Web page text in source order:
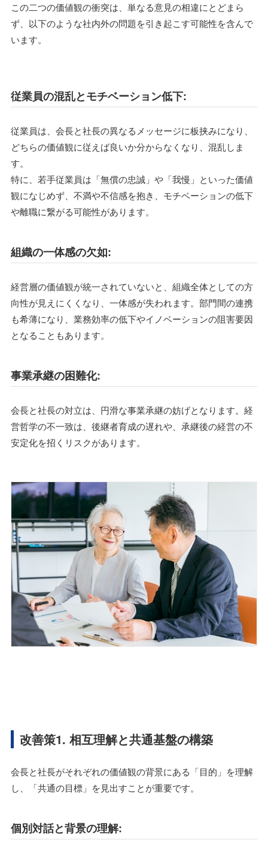
この二つの価値観の衝突は、単なる意見の相違にとどまら
ず、以下のような社内外の問題を引き起こす可能性を含んで
います。
従業員の混乱とモチベーション低下:
従業員は、会長と社長の異なるメッセージに板挟みになり、
どちらの価値観に従えば良いか分からなくなり、混乱しま
す。
特に、若手従業員は「無償の忠誠」や「我慢」といった価値
観になじめず、不満や不信感を抱き、モチベーションの低下
や離職に繋がる可能性があります。
組織の一体感の欠如:
経営層の価値観が統一されていないと、組織全体としての方
向性が見えにくくなり、一体感が失われます。部門間の連携
も希薄になり、業務効率の低下やイノベーションの阻害要因
となることもあります。
事業承継の困難化:
会長と社長の対立は、円滑な事業承継の妨げとなります。経
営哲学の不一致は、後継者育成の遅れや、承継後の経営の不
安定化を招くリスクがあります。
改善策1. 相互理解と共通基盤の構築
会長と社長がそれぞれの価値観の背景にある「目的」を理解
し、「共通の目標」を見出すことが重要です。
個別対話と背景の理解: